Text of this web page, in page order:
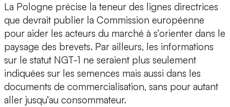
La Pologne précise la teneur des lignes directrices
que devrait publier la Commission européenne
pour aider les acteurs du marché à s’orienter dans le
paysage des brevets. Par ailleurs, les informations
sur le statut NGT-1 ne seraient plus seulement
indiquées sur les semences mais aussi dans les
documents de commercialisation, sans pour autant
aller jusqu’au consommateur.